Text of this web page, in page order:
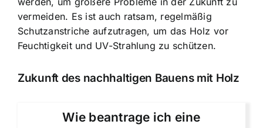
vermeiden. Es ist auch ratsam, regelmäßig
Schutzanstriche aufzutragen, um das Holz vor
Feuchtigkeit und UV-Strahlung zu schützen.
Zukunft des nachhaltigen Bauens mit Holz
Wie beantrage ich eine